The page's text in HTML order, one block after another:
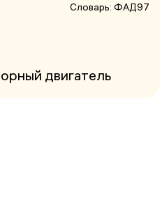
Словарь: ФАД97
двигатель